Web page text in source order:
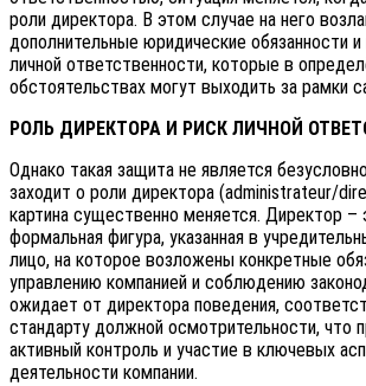
роли директора. В этом случае на него
дополнительные юридические обязанности
личной ответственности, которые в
обстоятельствах могут выходить за рамки
РОЛЬ ДИРЕКТОРА И РИСК ЛИЧНОЙ
Однако такая защита не является
заходит о роли директора (administrateur/
картина существенно меняется. Директор –
формальная фигура, указанная в
лицо, на которое возложены конкретные
управлению компанией и соблюдению
ожидает от директора поведения,
стандарту должной осмотрительности, что
активный контроль и участие в ключевых
деятельности компании.